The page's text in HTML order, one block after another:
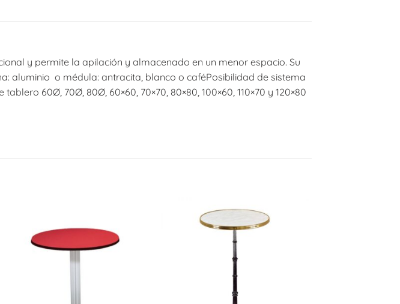
y permite la apilación y almacenado en un menor espacio. Su
aluminio o médula: antracita, blanco o caféPosibilidad de sistema
60Ø, 70Ø, 80Ø, 60×60, 70×70, 80×80, 100×60, 110×70 y 120×80